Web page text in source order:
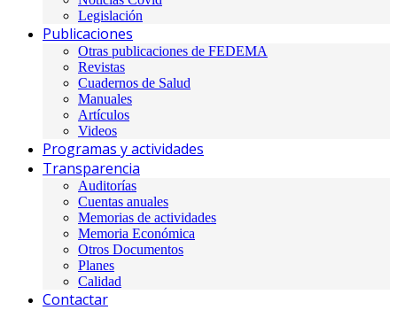
Legislación
Publicaciones
Otras publicaciones de FEDEMA
Revistas
Cuadernos de Salud
Manuales
Artículos
Videos
Programas y actividades
Transparencia
Auditorías
Cuentas anuales
Memorias de actividades
Memoria Económica
Otros Documentos
Planes
Calidad
Contactar